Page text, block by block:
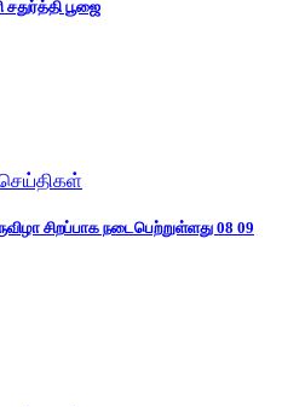
பூஜை
சிறப்பாக நடைபெற்றுள்ளது 08 09